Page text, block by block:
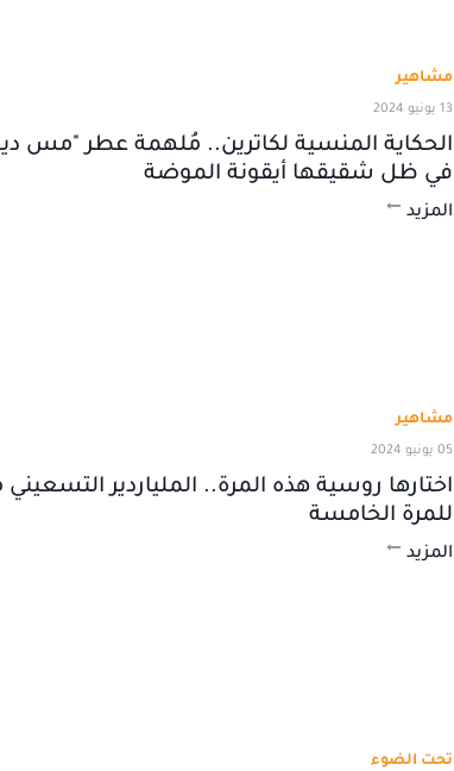
مشاهير
13 يونيو 2024
الحكاية المنسية لكاترين.. مُلهمة عطر "مس
في ظل شقيقها أيقونة الموضة
المزيد
مشاهير
05 يونيو 2024
اختارها روسية هذه المرة.. الملياردير
للمرة الخامسة
المزيد
تحت الضوء